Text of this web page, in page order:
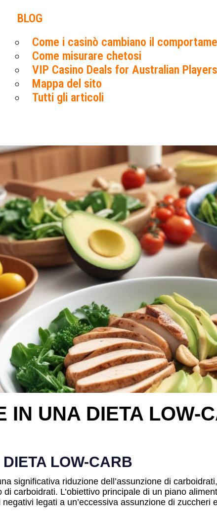
BLOG
Come i casinò cambiano il
Come misurare chetosi
VIP Casino Deals for Australian Players
Mappa del sito
Tutti gli articoli
IN UNA DIETA LOW-
LOW-CARB
significativa riduzione dell’assunzione di
carboidrati. L’obiettivo principale di un piano
legati a un’eccessiva assunzione di